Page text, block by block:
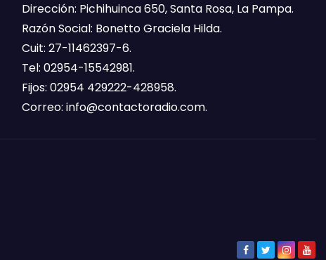
Dirección: Pichihuinca 650, Santa Rosa, La Pampa.
Razón Social: Bonetto Graciela Hilda.
Cuit: 27-11462397-6.
Tel: 02954-15542981.
Fijos: 02954 429222-428958.
Correo: info@contactoradio.com.